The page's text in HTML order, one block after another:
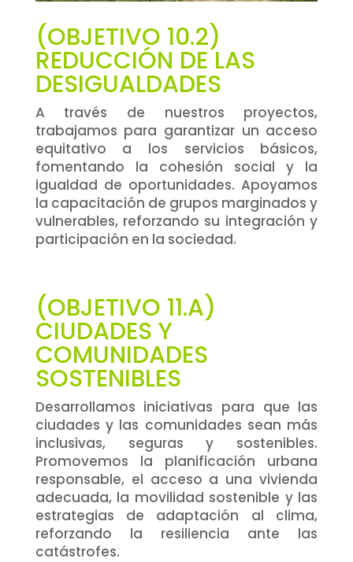
(OBJETIVO 10.2)
REDUCCIÓN DE LAS
DESIGUALDADES
A través de nuestros proyectos,
trabajamos para garantizar un acceso
equitativo a los servicios básicos,
fomentando la cohesión social y la
igualdad de oportunidades. Apoyamos
la capacitación de grupos marginados y
vulnerables, reforzando su integración y
participación en la sociedad.
(OBJETIVO 11.A)
CIUDADES Y
COMUNIDADES
SOSTENIBLES
Desarrollamos iniciativas para que las
ciudades y las comunidades sean más
inclusivas, seguras y sostenibles.
Promovemos la planificación urbana
responsable, el acceso a una vivienda
adecuada, la movilidad sostenible y las
estrategias de adaptación al clima,
reforzando la resiliencia ante las
catástrofes.